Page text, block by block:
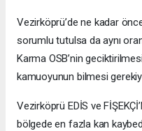
Vezirköprü’de ne kadar
sorumlu tutulsa da aynı
Karma OSB’nin
kamuoyunun bilmesi
Vezirköprü EDİS ve
bölgede en fazla kan